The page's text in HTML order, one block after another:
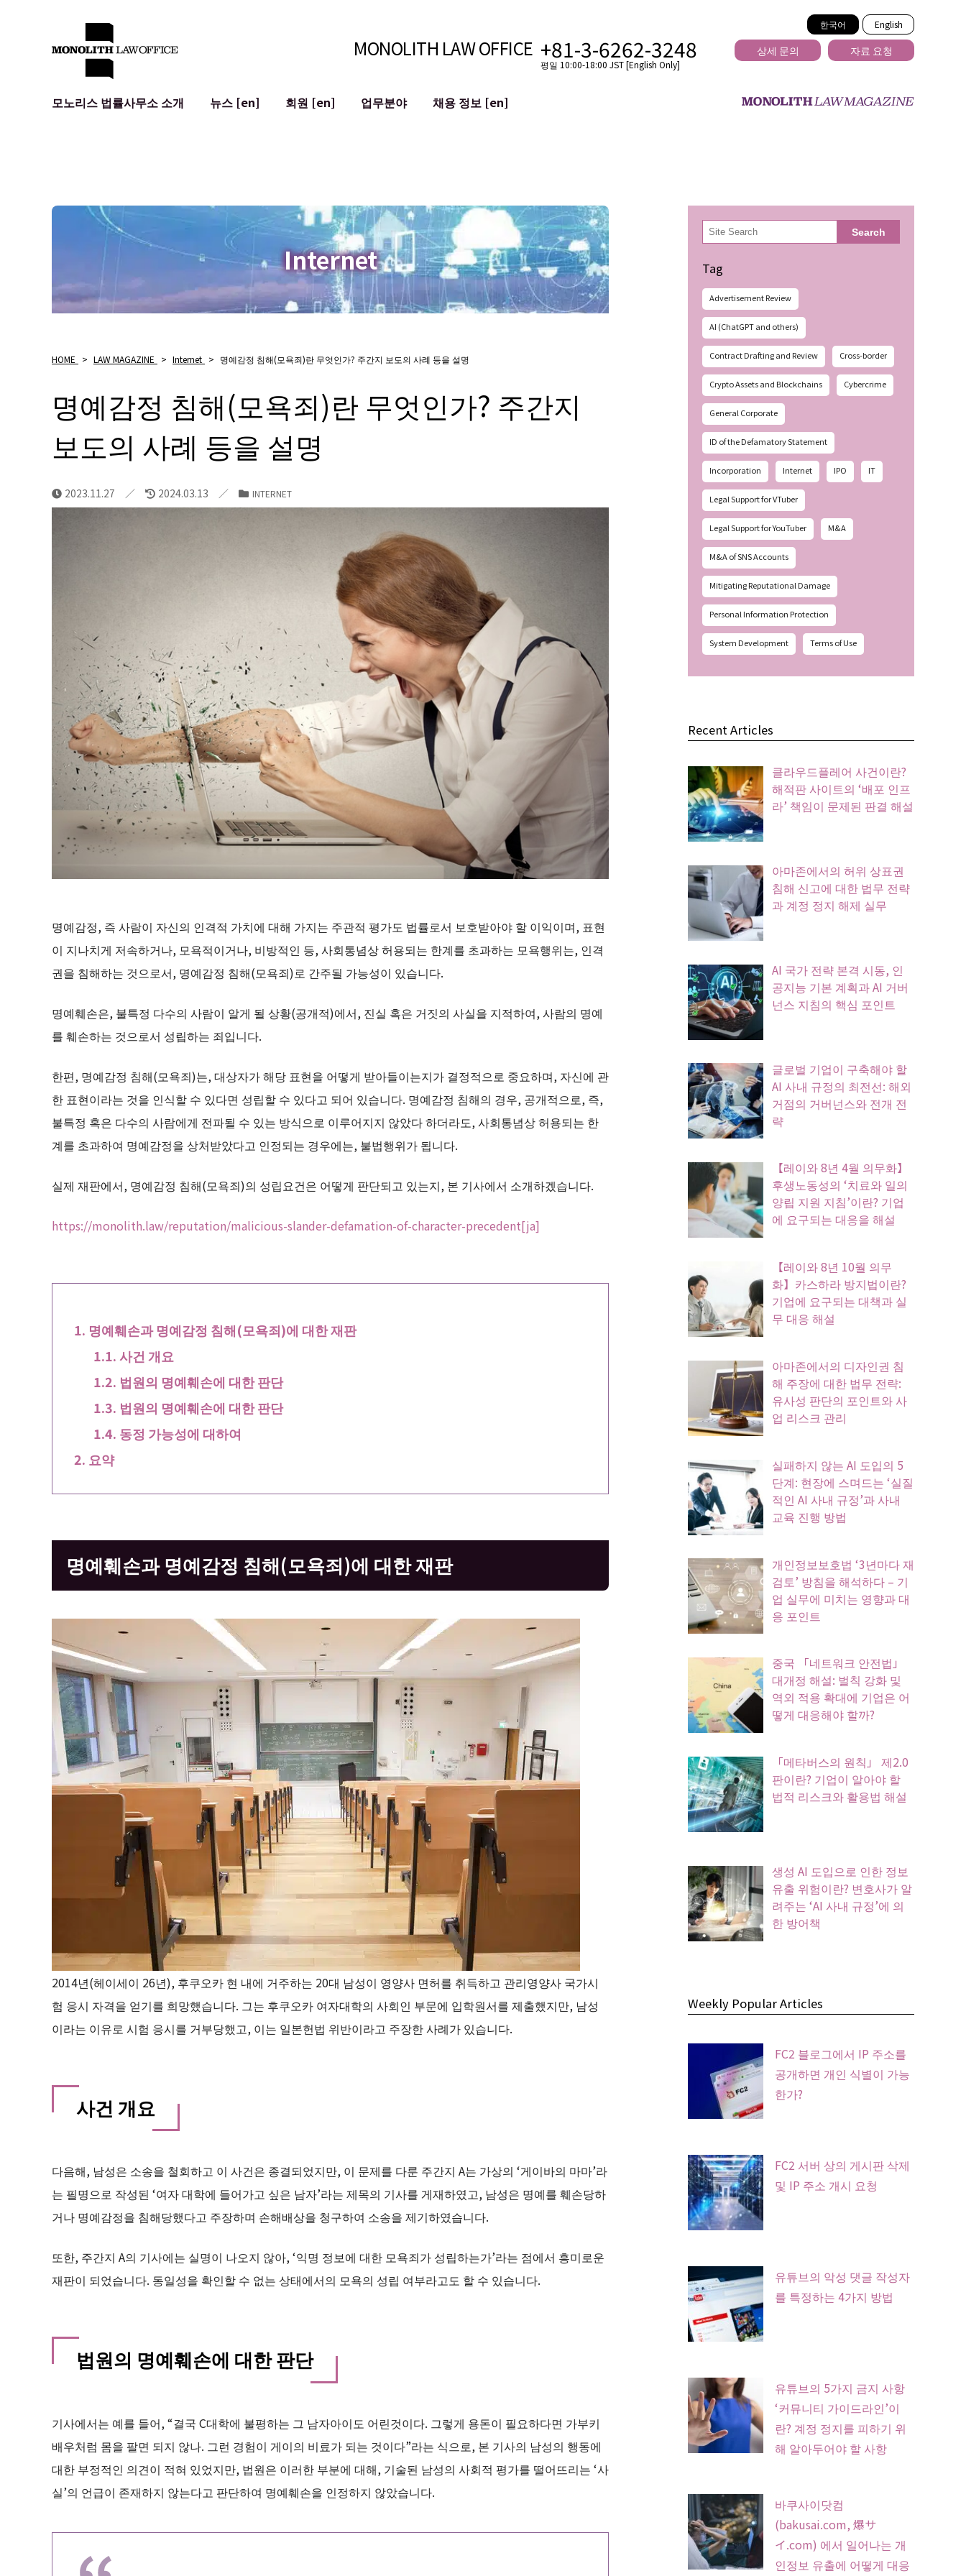
한국어 English
MONOLITH LAW OFFICE +81-3-6262-3248
평일 10:00-18:00 JST [English Only]
상세 문의 자료 요청
모노리스 법률사무소 소개
뉴스 [en] 회원 [en]
업무분야
개인정보 보호
광고 리뷰
AI (ChatGPT 등)
사이버 범죄
평판 손상 완화
명예훼손 발언의 ID
채용 정보 [en]
Internet
HOME > LAW MAGAZINE > Internet > 명예감정 침해(모욕죄)란 무엇인가? 주간지 보도의 사례 등을 설명
명예감정 침해(모욕죄)란 무엇인가? 주간지
보도의 사례 등을 설명
2023.11.27 2024.03.13 INTERNET
명예감정, 즉 사람이 자신의 인격적 가치에 대해 가지는 주관적 평가도 법률로서 보호받아야 할 이익이며, 표현
이 지나치게 저속하거나, 모욕적이거나, 비방적인 등, 사회통념상 허용되는 한계를 초과하는 모욕행위는, 인격
권을 침해하는 것으로서, 명예감정 침해(모욕죄)로 간주될 가능성이 있습니다.
명예훼손은, 불특정 다수의 사람이 알게 될 상황(공개적)에서, 진실 혹은 거짓의 사실을 지적하여, 사람의 명예
를 훼손하는 것으로서 성립하는 죄입니다.
한편, 명예감정 침해(모욕죄)는, 대상자가 해당 표현을 어떻게 받아들이는지가 결정적으로 중요하며, 자신에 관
한 표현이라는 것을 인식할 수 있다면 성립할 수 있다고 되어 있습니다. 명예감정 침해의 경우, 공개적으로, 즉,
불특정 혹은 다수의 사람에게 전파될 수 있는 방식으로 이루어지지 않았다 하더라도, 사회통념상 허용되는 한
계를 초과하여 명예감정을 상처받았다고 인정되는 경우에는, 불법행위가 됩니다.
실제 재판에서, 명예감정 침해(모욕죄)의 성립요건은 어떻게 판단되고 있는지, 본 기사에서 소개하겠습니다.
https://monolith.law/reputation/malicious-slander-defamation-of-character-precedent[ja]
명예훼손과 명예감정 침해(모욕죄)에 대한 재판
사건 개요
법원의 명예훼손에 대한 판단
법원의 명예훼손에 대한 판단
동정 가능성에 대하여
요약
명예훼손과 명예감정 침해(모욕죄)에 대한 재판
2014년(헤이세이 26년), 후쿠오카 현 내에 거주하는 20대 남성이 영양사 면허를 취득하고 관리영양사 국가시
험 응시 자격을 얻기를 희망했습니다. 그는 후쿠오카 여자대학의 사회인 부문에 입학원서를 제출했지만, 남성
이라는 이유로 시험 응시를 거부당했고, 이는 일본헌법 위반이라고 주장한 사례가 있습니다.
사건 개요
다음해, 남성은 소송을 철회하고 이 사건은 종결되었지만, 이 문제를 다룬 주간지 A는 가상의 ‘게이바의 마마’라
는 필명으로 작성된 ‘여자 대학에 들어가고 싶은 남자’라는 제목의 기사를 게재하였고, 남성은 명예를 훼손당하
거나 명예감정을 침해당했다고 주장하며 손해배상을 청구하여 소송을 제기하였습니다.
또한, 주간지 A의 기사에는 실명이 나오지 않아, ‘익명 정보에 대한 모욕죄가 성립하는가’라는 점에서 흥미로운
재판이 되었습니다. 동일성을 확인할 수 없는 상태에서의 모욕의 성립 여부라고도 할 수 있습니다.
법원의 명예훼손에 대한 판단
기사에서는 예를 들어, “결국 C대학에 불평하는 그 남자아이도 어린것이다. 그렇게 용돈이 필요하다면 가부키
배우처럼 몸을 팔면 되지 않나. 그런 경험이 게이의 비료가 되는 것이다”라는 식으로, 본 기사의 남성의 행동에
대한 부정적인 의견이 적혀 있었지만, 법원은 이러한 부분에 대해, 기술된 남성의 사회적 평가를 떨어뜨리는 ‘사
실’의 언급이 존재하지 않는다고 판단하여 명예훼손을 인정하지 않았습니다.
検
索 Search
Tag
Advertisement Review
AI (ChatGPT and others)
Contract Drafting and Review Cross-border
Crypto Assets and Blockchains Cybercrime
General Corporate
ID of the Defamatory Statement
Incorporation Internet IPO IT
Legal Support for VTuber
Legal Support for YouTuber M&A
M&A of SNS Accounts
Mitigating Reputational Damage
Personal Information Protection
System Development Terms of Use
Recent Articles
클라우드플레어 사건이란?
해적판 사이트의 ‘배포 인프
라’ 책임이 문제된 판결 해설
아마존에서의 허위 상표권
침해 신고에 대한 법무 전략
과 계정 정지 해제 실무
AI 국가 전략 본격 시동, 인
공지능 기본 계획과 AI 거버
넌스 지침의 핵심 포인트
글로벌 기업이 구축해야 할
AI 사내 규정의 최전선: 해외
거점의 거버넌스와 전개 전
략
【레이와 8년 4월 의무화】
후생노동성의 ‘치료와 일의
양립 지원 지침’이란? 기업
에 요구되는 대응을 해설
【레이와 8년 10월 의무
화】카스하라 방지법이란?
기업에 요구되는 대책과 실
무 대응 해설
아마존에서의 디자인권 침
해 주장에 대한 법무 전략:
유사성 판단의 포인트와 사
업 리스크 관리
실패하지 않는 AI 도입의 5
단계: 현장에 스며드는 ‘실질
적인 AI 사내 규정’과 사내
교육 진행 방법
개인정보보호법 ‘3년마다 재
검토’ 방침을 해석하다 – 기
업 실무에 미치는 영향과 대
응 포인트
중국 「네트워크 안전법」
대개정 해설: 벌칙 강화 및
역외 적용 확대에 기업은 어
떻게 대응해야 할까?
「메타버스의 원칙」 제2.0
판이란? 기업이 알아야 할
법적 리스크와 활용법 해설
생성 AI 도입으로 인한 정보
유출 위험이란? 변호사가 알
려주는 ‘AI 사내 규정’에 의
한 방어책
Weekly Popular Articles
FC2 블로그에서 IP 주소를
공개하면 개인 식별이 가능
한가?
FC2 서버 상의 게시판 삭제
및 IP 주소 개시 요청
유튜브의 악성 댓글 작성자
를 특정하는 4가지 방법
유튜브의 5가지 금지 사항
‘커뮤니티 가이드라인’이
란? 계정 정지를 피하기 위
해 알아두어야 할 사항
바쿠사이닷컴
(bakusai.com, 爆サ
イ.com) 에서 일어나는 개
인정보 유출에 어떻게 대응